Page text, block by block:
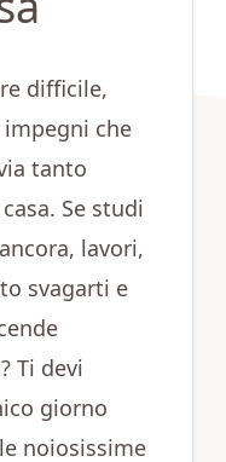
difficile,
che
tanto
Se studi
lavori,
svagarti e
Ti devi
giorno
noiosissime